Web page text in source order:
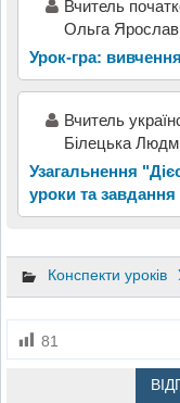
Вчитель
Ольга
Урок-гра:
Вчитель
Білецька
Узагальнення
уроки та завдання
Конспекти уроків
81